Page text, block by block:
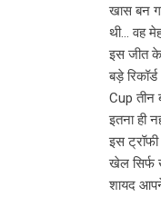
खास बन
थी… वह
इस जीत
बड़े
Cup तीन
इतना ही
इस
खेल सिर्फ
शायद